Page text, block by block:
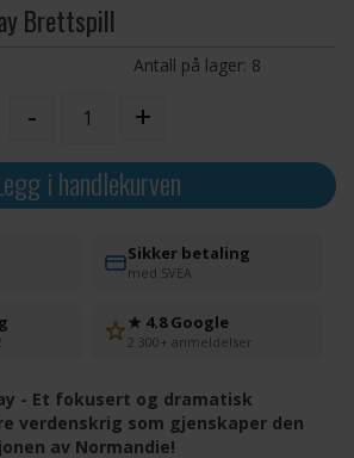
Brettspill
Antall på lager: 8
- +
i handlekurven
Sikker betaling
med SVEA
★ 4.8 Google
2 300+ anmeldelser
- Et fokusert og dramatisk
verdenskrig som gjenskaper den
av Normandie!